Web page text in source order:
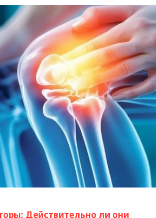
Действительно ли они